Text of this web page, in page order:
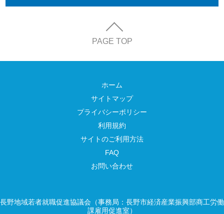
PAGE TOP
ホーム
サイトマップ
プライバシーポリシー
利用規約
サイトのご利用方法
FAQ
お問い合わせ
長野地域若者就職促進協議会（事務局：長野市経済産業振興部商工労働
課雇用促進室）